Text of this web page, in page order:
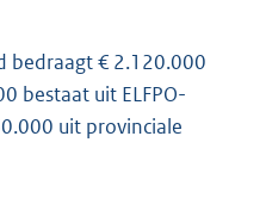
bedraagt € 2.120.000
bestaat uit ELFPO-
uit provinciale